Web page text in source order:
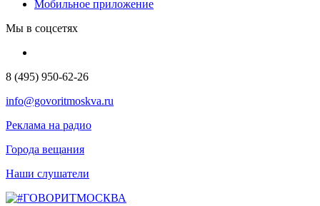
Мобильное приложение
Мы в соцсетях
8 (495) 950-62-26
info@govoritmoskva.ru
Реклама на радио
Города вещания
Наши слушатели